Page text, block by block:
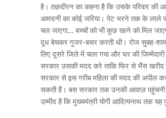
है। तक़दीरन का कहना है कि उसके परिवार की
आमदनी का कोई जरिया। पेट भरने तक के लाले
चल जाएगा... बच्चों को भी कुछ खाने को मिल
दूध बेचकर गुजर-बसर करती थी। रोज सुबह-
लिए दूसरे जिले में चला गया और घर की
सरकार उसकी मदद करे ताकि फिर से भैंस
सरकार से इस गरीब महिला की मदद की अपील
सकती हैं। बस सरकार तक उनकी आवाज़ पहुंचनी
उम्मीद है कि मुख्यमंत्री योगी आदित्यनाथ तक